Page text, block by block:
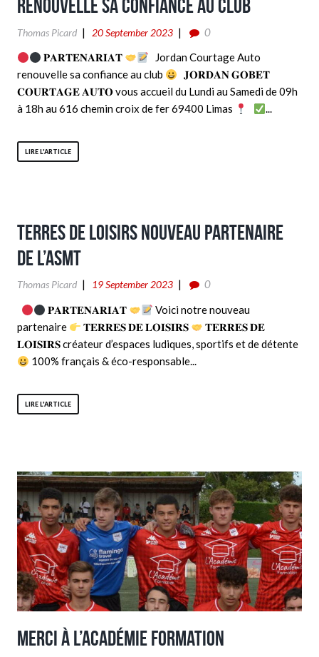
renouvelle sa confiance au club
Thomas Picard 20 September 2023
0
𝐏𝐀𝐑𝐓𝐄𝐍𝐀𝐑𝐈𝐀𝐓
Jordan Courtage Auto
renouvelle sa confiance au club
𝐉𝐎𝐑𝐃𝐀𝐍 𝐆𝐎𝐁𝐄𝐓
𝐂𝐎𝐔𝐑𝐓𝐀𝐆𝐄 𝐀𝐔𝐓𝐎 vous accueil du Lundi au Samedi de 09h
à 18h au 616 chemin croix de fer 69400 Limas
...
LIRE L'ARTICLE
Terres de loisirs nouveau partenaire
de l’ASMT
Thomas Picard 19 September 2023
0
𝐏𝐀𝐑𝐓𝐄𝐍𝐀𝐑𝐈𝐀𝐓
Voici notre nouveau
partenaire
𝐓𝐄𝐑𝐑𝐄𝐒 𝐃𝐄 𝐋𝐎𝐈𝐒𝐈𝐑𝐒
𝐓𝐄𝐑𝐑𝐄𝐒 𝐃𝐄
𝐋𝐎𝐈𝐒𝐈𝐑𝐒 créateur d’espaces ludiques, sportifs et de détente
100% français & éco-responsable...
LIRE L'ARTICLE
Merci à L’Académie Formation